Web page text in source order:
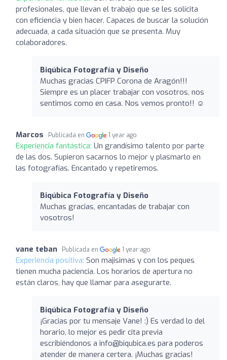
profesionales, que llevan el trabajo que se les solicita
con eficiencia y bien hacer. Capaces de buscar la solución
adecuada, a cada situación que se presenta. Muy
colaboradores.
Biqúbica Fotografía y Diseño
Muchas gracias CPIFP Corona de Aragón!!!
Siempre es un placer trabajar con vosotros, nos
sentimos como en casa. Nos vemos pronto!! ☺️
Marcos Publicada en 1 year ago
Experiencia fantástica: Un grandísimo talento por parte
de las dos. Supieron sacarnos lo mejor y plasmarlo en
las fotografías. Encantado y repetiremos.
Biqúbica Fotografía y Diseño
Muchas gracias, encantadas de trabajar con
vosotros!
vane teban Publicada en 1 year ago
Experiencia positiva: Son majisimas y con los peques
tienen mucha paciencia. Los horarios de apertura no
están claros, hay que llamar para asegurarte.
Biqúbica Fotografía y Diseño
¡Gracias por tu mensaje Vane! :) Es verdad lo del
horario, lo mejor es pedir cita previa
escribiéndonos a info@biqubica.es para poderos
atender de manera certera. ¡Muchas gracias!